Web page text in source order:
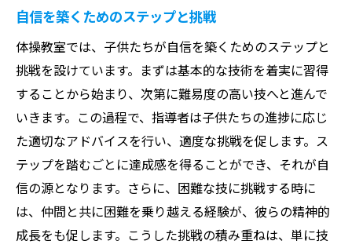
自信を築くためのステップと挑戦
体操教室では、子供たちが自信を築くためのステップと
挑戦を設けています。まずは基本的な技術を着実に習得
することから始まり、次第に難易度の高い技へと進んで
いきます。この過程で、指導者は子供たちの進捗に応じ
た適切なアドバイスを行い、適度な挑戦を促します。ス
テップを踏むごとに達成感を得ることができ、それが自
信の源となります。さらに、困難な技に挑戦する時に
は、仲間と共に困難を乗り越える経験が、彼らの精神的
成長をも促します。こうした挑戦の積み重ねは、単に技